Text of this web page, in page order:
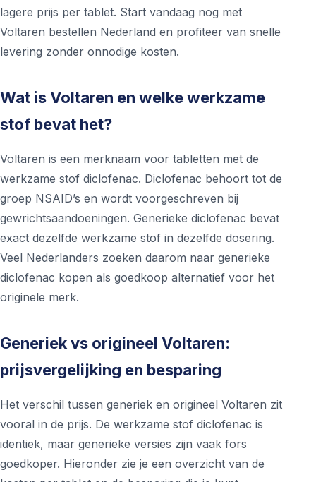
lagere prijs per tablet. Start vandaag nog met
Voltaren bestellen Nederland en profiteer van snelle
levering zonder onnodige kosten.
Wat is Voltaren en welke werkzame
stof bevat het?
Voltaren is een merknaam voor tabletten met de
werkzame stof diclofenac. Diclofenac behoort tot de
groep NSAID’s en wordt voorgeschreven bij
gewrichtsaandoeningen. Generieke diclofenac bevat
exact dezelfde werkzame stof in dezelfde dosering.
Veel Nederlanders zoeken daarom naar generieke
diclofenac kopen als goedkoop alternatief voor het
originele merk.
Generiek vs origineel Voltaren:
prijsvergelijking en besparing
Het verschil tussen generiek en origineel Voltaren zit
vooral in de prijs. De werkzame stof diclofenac is
identiek, maar generieke versies zijn vaak fors
goedkoper. Hieronder zie je een overzicht van de